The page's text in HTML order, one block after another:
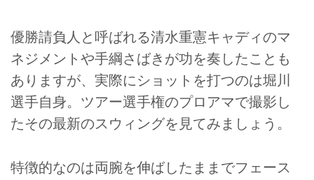
優勝請負人と呼ばれる清水重憲キャディのマ
ネジメントや手綱さばきが功を奏したことも
ありますが、実際にショットを打つのは堀川
選手自身。ツアー選手権のプロアマで撮影し
たその最新のスウィングを見てみましょう。
特徴的なのは両腕を伸ばしたままでフェース